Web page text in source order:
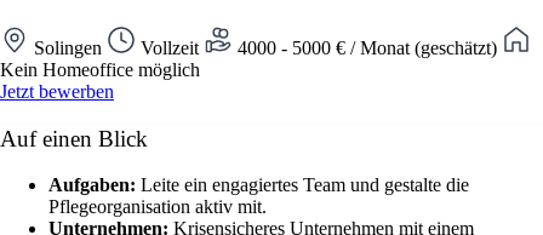
Solingen Vollzeit
4000 - 5000 € / Monat (geschätzt)
Kein Homeoffice möglich
Jetzt bewerben
Auf einen Blick
Aufgaben: Leite ein engagiertes Team und gestalte die
Pflegeorganisation aktiv mit.
Unternehmen: Krisensicheres Unternehmen mit einem